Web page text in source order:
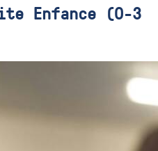
Enfance (0-3